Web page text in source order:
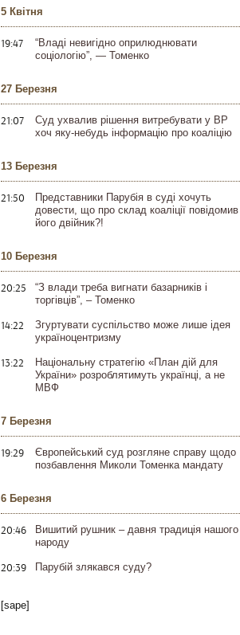
5 Квітня
19:47
“Владі невигідно оприлюднювати
соціологію”, — Томенко
27 Березня
21:07
Суд ухвалив рішення витребувати у ВР
хоч яку-небудь інформацію про коаліцію
13 Березня
21:50
Представники Парубія в суді хочуть
довести, що про склад коаліції повідомив
його двійник?!
10 Березня
20:25
“З влади треба вигнати базарників і
торгівців”, – Томенко
14:22
Згуртувати суспільство може лише ідея
україноцентризму
13:22
Національну стратегію «План дій для
України» розроблятимуть українці, а не
МВФ
7 Березня
19:29
Європейський суд розгляне справу щодо
позбавлення Миколи Томенка мандату
6 Березня
20:46
Вишитий рушник – давня традиція нашого
народу
20:39 Парубій злякався суду?
[sape]